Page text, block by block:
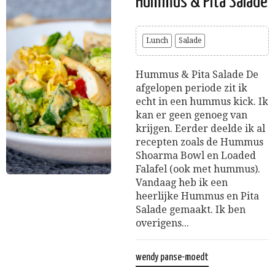
Lunch Salade
Hummus & Pita Salade De
afgelopen periode zit ik
echt in een hummus kick. Ik
kan er geen genoeg van
krijgen. Eerder deelde ik al
recepten zoals de Hummus
Shoarma Bowl en Loaded
Falafel (ook met hummus).
Vandaag heb ik een
heerlijke Hummus en Pita
Salade gemaakt. Ik ben
overigens...
wendy panse-moedt